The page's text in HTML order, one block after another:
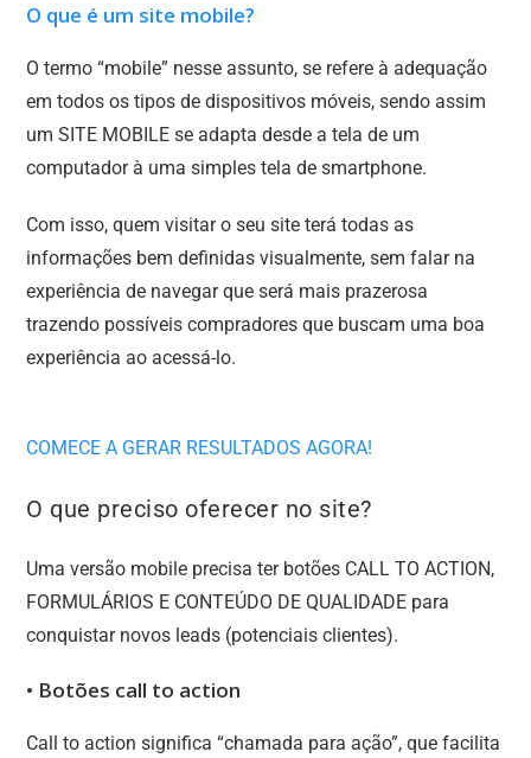
O que é um site mobile?
O termo “mobile” nesse assunto, se refere à adequação
em todos os tipos de dispositivos móveis, sendo assim
um SITE MOBILE se adapta desde a tela de um
computador à uma simples tela de smartphone.
Com isso, quem visitar o seu site terá todas as
informações bem definidas visualmente, sem falar na
experiência de navegar que será mais prazerosa
trazendo possíveis compradores que buscam uma boa
experiência ao acessá-lo.
COMECE A GERAR RESULTADOS AGORA!
O que preciso oferecer no site?
Uma versão mobile precisa ter botões CALL TO ACTION,
FORMULÁRIOS E CONTEÚDO DE QUALIDADE para
conquistar novos leads (potenciais clientes).
• Botões call to action
Call to action significa “chamada para ação”, que facilita